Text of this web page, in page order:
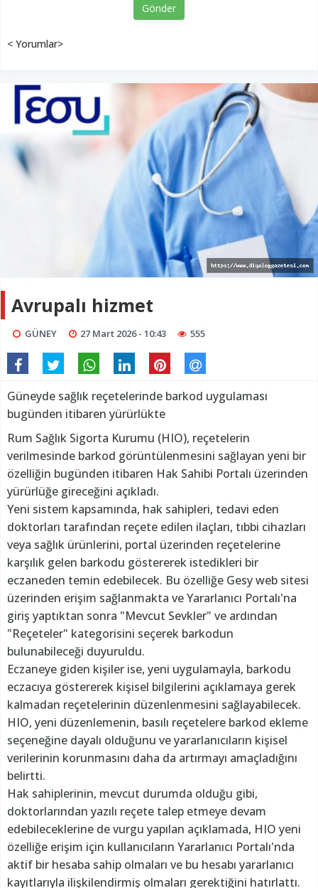
Gönder
< Yorumlar>
Avrupalı hizmet
GÜNEY 27 Mart 2026 - 10:43 555
Güneyde sağlık reçetelerinde barkod uygulaması
bugünden itibaren yürürlükte
Rum Sağlık Sigorta Kurumu (HIO), reçetelerin
verilmesinde barkod görüntülenmesini sağlayan yeni bir
özelliğin bugünden itibaren Hak Sahibi Portalı üzerinden
yürürlüğe gireceğini açıkladı.
Yeni sistem kapsamında, hak sahipleri, tedavi eden
doktorları tarafından reçete edilen ilaçları, tıbbi cihazları
veya sağlık ürünlerini, portal üzerinden reçetelerine
karşılık gelen barkodu göstererek istedikleri bir
eczaneden temin edebilecek. Bu özelliğe Gesy web sitesi
üzerinden erişim sağlanmakta ve Yararlanıcı Portalı'na
giriş yaptıktan sonra "Mevcut Sevkler" ve ardından
"Reçeteler" kategorisini seçerek barkodun
bulunabileceği duyuruldu.
Eczaneye giden kişiler ise, yeni uygulamayla, barkodu
eczacıya göstererek kişisel bilgilerini açıklamaya gerek
kalmadan reçetelerinin düzenlenmesini sağlayabilecek.
HIO, yeni düzenlemenin, basılı reçetelere barkod ekleme
seçeneğine dayalı olduğunu ve yararlanıcıların kişisel
verilerinin korunmasını daha da artırmayı amaçladığını
belirtti.
Hak sahiplerinin, mevcut durumda olduğu gibi,
doktorlarından yazılı reçete talep etmeye devam
edebileceklerine de vurgu yapılan açıklamada, HIO yeni
özelliğe erişim için kullanıcıların Yararlanıcı Portalı'nda
aktif bir hesaba sahip olmaları ve bu hesabı yararlanıcı
kayıtlarıyla ilişkilendirmiş olmaları gerektiğini hatırlattı.